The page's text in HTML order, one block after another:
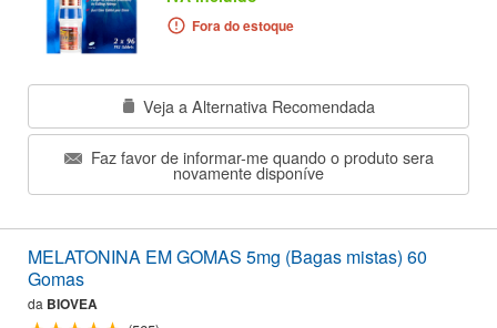
Fora do estoque
Veja a Alternativa Recomendada
Faz favor de informar-me quando o produto sera
novamente disponíve
MELATONINA EM GOMAS 5mg (Bagas mistas) 60
Gomas
da BIOVEA